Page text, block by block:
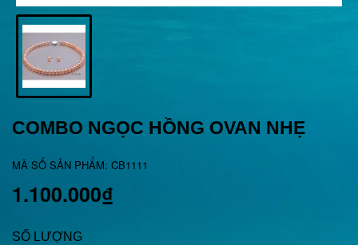
COMBO NGỌC HỒNG OVAN NHẸ
MÃ SỐ SẢN PHẨM: CB1111
1.100.000₫
SỐ LƯỢNG